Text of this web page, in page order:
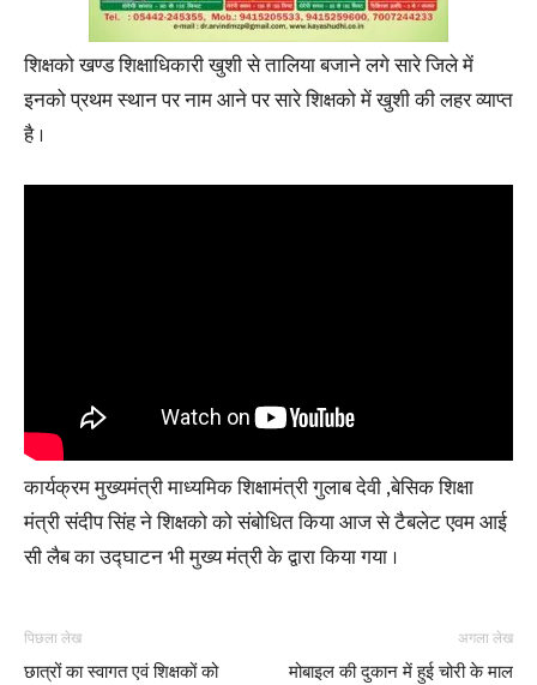
शिक्षको खण्ड शिक्षाधिकारी खुशी से तालिया बजाने लगे सारे जिले में
इनको प्रथम स्थान पर नाम आने पर सारे शिक्षको में खुशी की लहर व्याप्त
है ।
कार्यक्रम मुख्यमंत्री माध्यमिक शिक्षामंत्री गुलाब देवी ,बेसिक शिक्षा
मंत्री संदीप सिंह ने शिक्षको को संबोधित किया आज से टैबलेट एवम आई
सी लैब का उद्घाटन भी मुख्य मंत्री के द्वारा किया गया ।
पिछला लेख
छात्रों का स्वागत एवं शिक्षकों को
अगला लेख
मोबाइल की दुकान में हुई चोरी के माल